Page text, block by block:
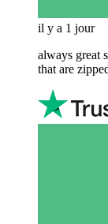
il y a 1 jour
always great
that are